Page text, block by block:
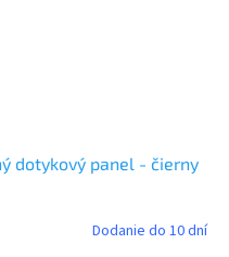
dotykový panel - čierny
Dodanie do 10 dní